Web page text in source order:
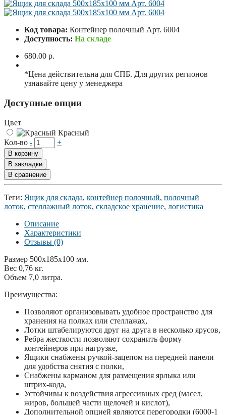
Код товара: Контейнер полочный Арт. 6004
Доступность: На складе
680.00 р.
*Цена действительна для СПБ. Для других регионов
узнавайте цену у менеджера
Доступные опции
Цвет
Красный
Кол-во - +
В корзину
В закладки
В сравнение
Теги: Ящик для склада, контейнер полочный, полочный
лоток, стеллажный лоток, складское хранение, логистика
Описание
Характеристики
Отзывы (0)
Размер 500x185x100 мм.
Вес 0,76 кг.
Объем 7,0 литра.
Преимущества:
Позволяют организовывать удобное пространство для
хранения на полках или стеллажах,
Лотки штабелируются друг на друга в несколько ярусов,
Ребра жесткости позволяют сохранить форму
контейнеров при нагрузке,
Ящики снабжены ручкой-зацепом на передней панели
для удобства снятия с полки,
Снабжены карманом для размещения ярлыка или
штрих-кода,
Устойчивы к воздействия агрессивных сред (масел,
жиров, большей части щелочей и кислот),
Дополнительной опцией являются перегородки (6000-1